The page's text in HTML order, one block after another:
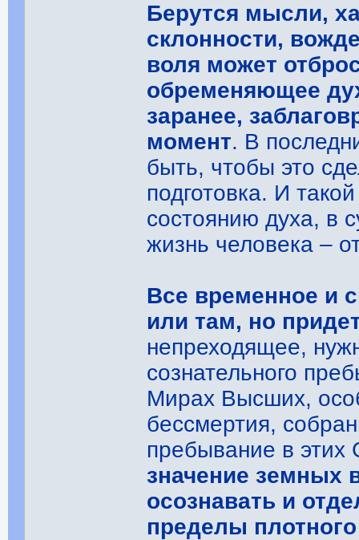
Берутся мысли,
склонности,
воля может
обременяющее
заранее,
момент. В
быть, чтобы это
подготовка. И
состоянию духа, в
жизнь человека –
Все временное и
или там, но
непреходящее,
сознательного
Мирах Высших,
бессмертия,
пребывание в
значение земных
осознавать и
пределы